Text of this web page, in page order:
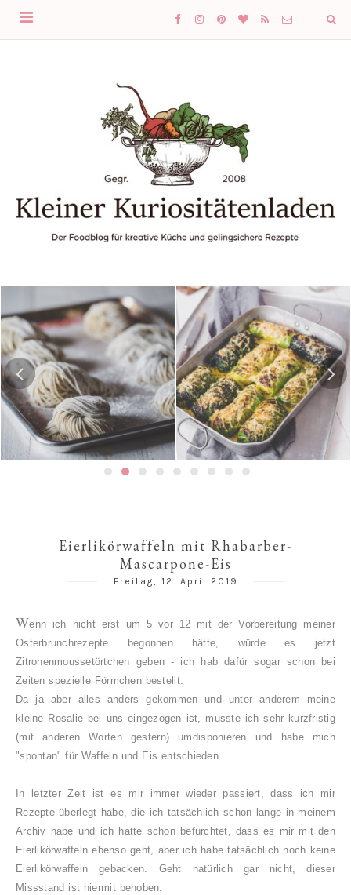
Risotto-Wirsing-Rouladen
Gedämpfte Jiaozi mit
Schweinefleischfüllung | 餃
子 / 饺子
Eierlikörwaffeln mit Rhabarber-
Mascarpone-Eis
Freitag, 12. April 2019
Wenn ich nicht erst um 5 vor 12 mit der Vorbereitung meiner
Osterbrunchrezepte begonnen hätte, würde es jetzt
Zitronenmoussetörtchen geben - ich hab dafür sogar schon bei
Zeiten spezielle Förmchen bestellt.
Da ja aber alles anders gekommen und unter anderem meine
kleine Rosalie bei uns eingezogen ist, musste ich sehr kurzfristig
(mit anderen Worten gestern) umdisponieren und habe mich
"spontan" für Waffeln und Eis entschieden.
In letzter Zeit ist es mir immer wieder passiert, dass ich mir
Rezepte überlegt habe, die ich tatsächlich schon lange in meinem
Archiv habe und ich hatte schon befürchtet, dass es mir mit den
Eierlikörwaffeln ebenso geht, aber ich habe tatsächlich noch keine
Eierlikörwaffeln gebacken. Geht natürlich gar nicht, dieser
Missstand ist hiermit behoben.